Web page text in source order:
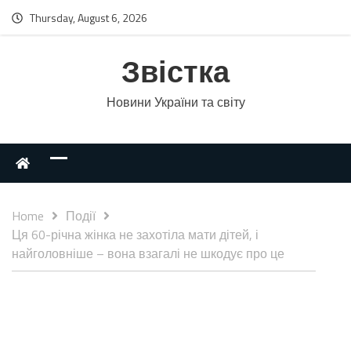
Thursday, August 6, 2026
Звістка
Новини України та світу
Home
Події
Ця 60-річна жінка не захотіла мати дітей, і
найголовніше – вона взагалі не шкодує про це